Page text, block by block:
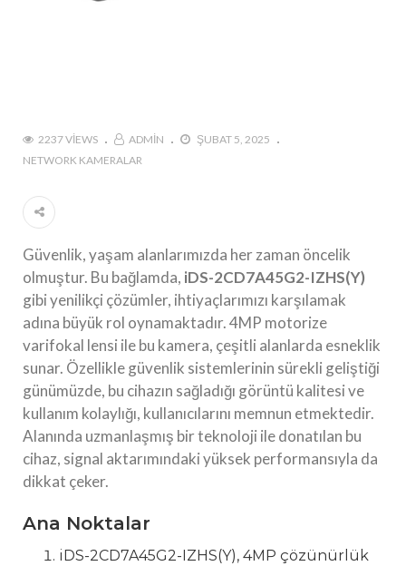
2237 VIEWS ADMIN
ŞUBAT 5, 2025
NETWORK KAMERALAR
Güvenlik, yaşam alanlarımızda her zaman öncelik
olmuştur. Bu bağlamda, iDS-2CD7A45G2-IZHS(Y)
gibi yenilikçi çözümler, ihtiyaçlarımızı karşılamak
adına büyük rol oynamaktadır. 4MP motorize
varifokal lensi ile bu kamera, çeşitli alanlarda esneklik
sunar. Özellikle güvenlik sistemlerinin sürekli geliştiği
günümüzde, bu cihazın sağladığı görüntü kalitesi ve
kullanım kolaylığı, kullanıcılarını memnun etmektedir.
Alanında uzmanlaşmış bir teknoloji ile donatılan bu
cihaz, signal aktarımındaki yüksek performansıyla da
dikkat çeker.
Ana Noktalar
iDS-2CD7A45G2-IZHS(Y), 4MP çözünürlük